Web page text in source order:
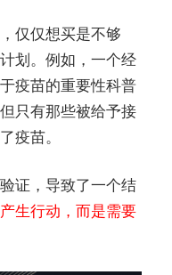
仅仅想买是不够
划。例如，一个经
疫苗的重要性科普
只有那些被给予接
疫苗。
证，导致了一个结
生行动，而是需要